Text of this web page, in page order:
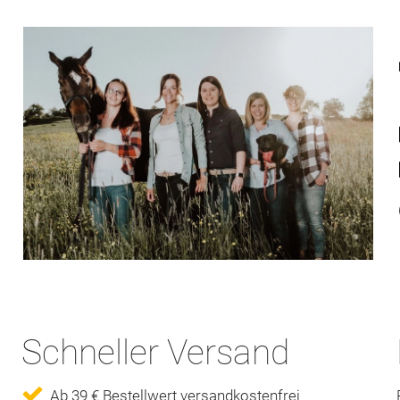
Schneller Versand
Ab 39 € Bestellwert versandkostenfrei